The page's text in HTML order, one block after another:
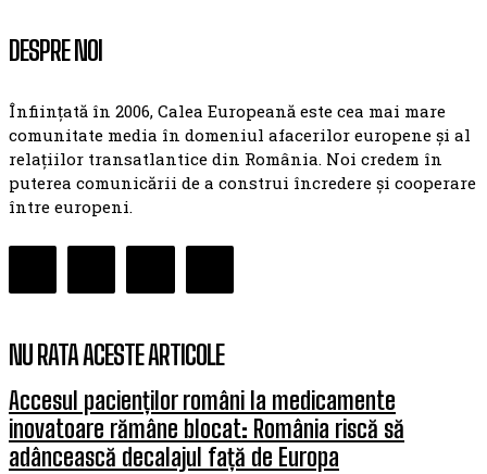
DESPRE NOI
Înființată în 2006, Calea Europeană este cea mai mare
comunitate media în domeniul afacerilor europene și al
relațiilor transatlantice din România. Noi credem în
puterea comunicării de a construi încredere și cooperare
între europeni.
NU RATA ACESTE ARTICOLE
Accesul pacienților români la medicamente
inovatoare rămâne blocat: România riscă să
adâncească decalajul față de Europa